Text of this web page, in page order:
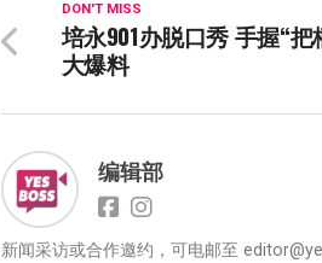
DON'T MISS
培永901办脱口秀 手握“把
大爆料
编辑部
新闻采访或合作邀约，可电邮至